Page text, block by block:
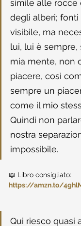
simile alle rocce
degli alberi; fonti
visibile, ma
lui, lui è
mia mente, non
piacere, così
sempre un
come il mio
Quindi non
nostra
impossibile.
📖 Libro consigliato:
https://amzn.to/
Qui riesco quasi